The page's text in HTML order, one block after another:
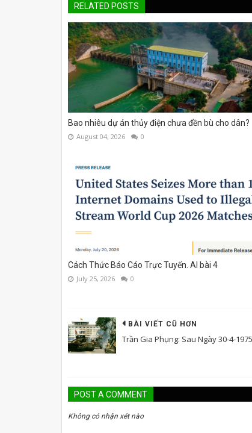
RELATED POSTS
Bao nhiêu dự án thủy điện chưa đền bù cho dân?
August 04, 2026 0
Cách Thức Báo Cáo Trực Tuyến. AI bài 4
July 25, 2026 0
BÀI VIẾT CŨ HƠN
Trần Gia Phụng: Sau Ngày 30-4-1975
POST A COMMENT
Không có nhận xét nào